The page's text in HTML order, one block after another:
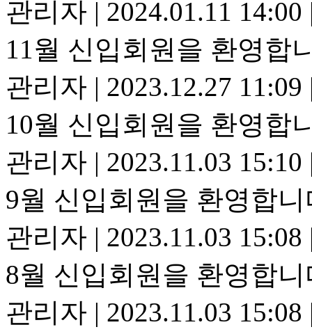
관리자 | 2024.01.11 14:00
11월 신입회원을 환영합
관리자 | 2023.12.27 11:09
10월 신입회원을 환영합
관리자 | 2023.11.03 15:10
9월 신입회원을 환영합니
관리자 | 2023.11.03 15:08
8월 신입회원을 환영합니
관리자 | 2023.11.03 15:08